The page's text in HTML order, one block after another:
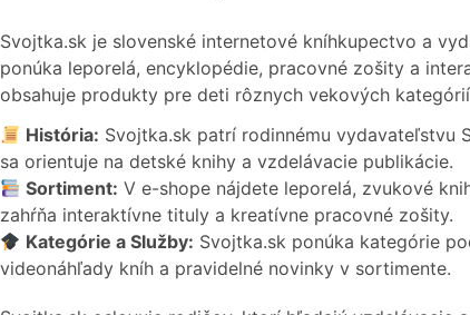
Svojtka.sk je slovenské internetové kníhkupectvo a
ponúka leporelá, encyklopédie, pracovné zošity a
obsahuje produkty pre deti rôznych vekových
História: Svojtka.sk patrí rodinnému vydavateľstvu
sa orientuje na detské knihy a vzdelávacie publikácie.
Sortiment: V e-shope nájdete leporelá, zvukové
zahŕňa interaktívne tituly a kreatívne pracovné zošity.
Kategórie a Služby: Svojtka.sk ponúka kategórie
videonáhľady kníh a pravidelné novinky v sortimente.